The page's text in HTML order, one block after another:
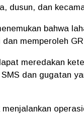
dusun, dan
bahwa
memperoleh
meredakan
dan gugatan